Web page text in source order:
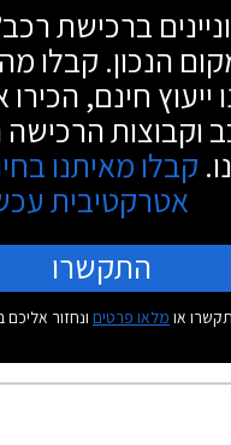
ברכישת
הנכון. קבלו
ייעוץ חינם,
וקבוצות הרכישה
קבלו מאיתנו
אטרקטיבית
התקשרו
או מלאו פרטים ונחזור